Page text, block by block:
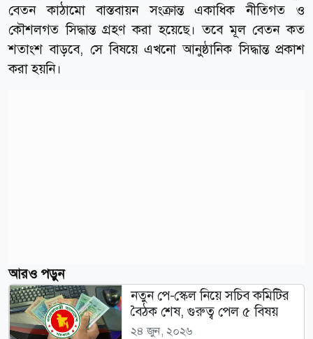
বেতন কাঠামো বাস্তবায়ন সংক্রান্ত একাধিক নীতিগত ও
কৌশলগত সিদ্ধান্ত গ্রহণ করা হয়েছে। তবে মূল বেতন কত
শতাংশ বাড়বে, সে বিষয়ে এখনো আনুষ্ঠানিক সিদ্ধান্ত প্রকাশ
করা হয়নি।
আরও পড়ুন
নতুন পে-স্কেল নিয়ে সচিব কমিটির
বৈঠক শেষ, গুরুত্ব পেল ৫ বিষয়
২৪ জুন, ২০২৬